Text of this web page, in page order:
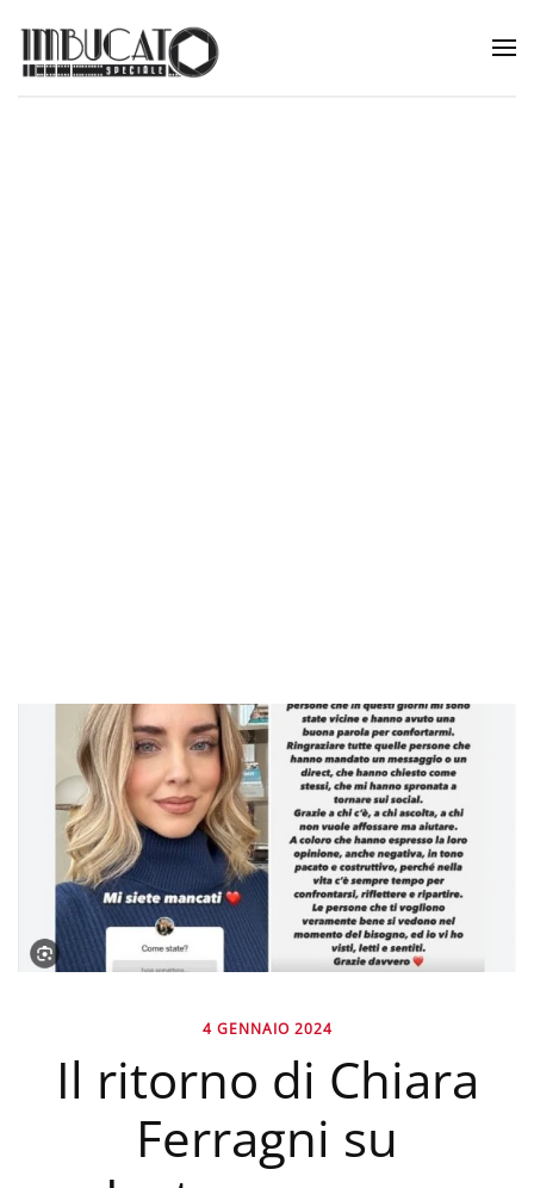
4 GENNAIO 2024
Il ritorno di Chiara
Ferragni su